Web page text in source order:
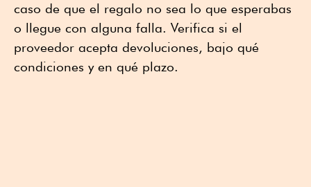
caso de que el regalo no sea lo que esperabas
o llegue con alguna falla. Verifica si el
proveedor acepta devoluciones, bajo qué
condiciones y en qué plazo.